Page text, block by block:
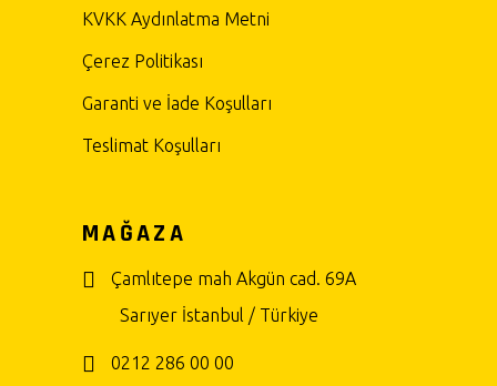
KVKK Aydınlatma Metni
Çerez Politikası
Garanti ve İade Koşulları
Teslimat Koşulları
MAĞAZA
Çamlıtepe mah Akgün cad. 69A
Sarıyer İstanbul / Türkiye
0212 286 00 00